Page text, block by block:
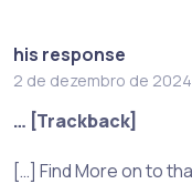
his response
2 de dezembro de 2024
… [Trackback]
[…] Find More on to